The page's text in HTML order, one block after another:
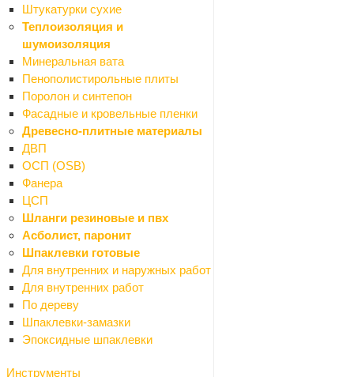
Штукатурки сухие
Теплоизоляция и
шумоизоляция
Минеральная вата
Пенополистирольные плиты
Поролон и синтепон
Фасадные и кровельные пленки
Древесно-плитные материалы
ДВП
ОСП (OSB)
Фанера
ЦСП
Шланги резиновые и пвх
Асболист, паронит
Шпаклевки готовые
Для внутренних и наружных работ
Для внутренних работ
По дереву
Шпаклевки-замазки
Эпоксидные шпаклевки
Инструменты
Я согласен на
ОТПРАВИТЬ